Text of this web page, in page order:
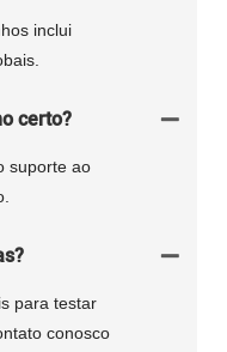
inclui
certo?
suporte ao
para testar
conosco